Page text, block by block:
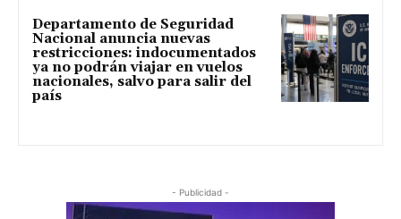
Departamento de Seguridad
Nacional anuncia nuevas
restricciones: indocumentados
ya no podrán viajar en vuelos
nacionales, salvo para salir del
país
- Publicidad -